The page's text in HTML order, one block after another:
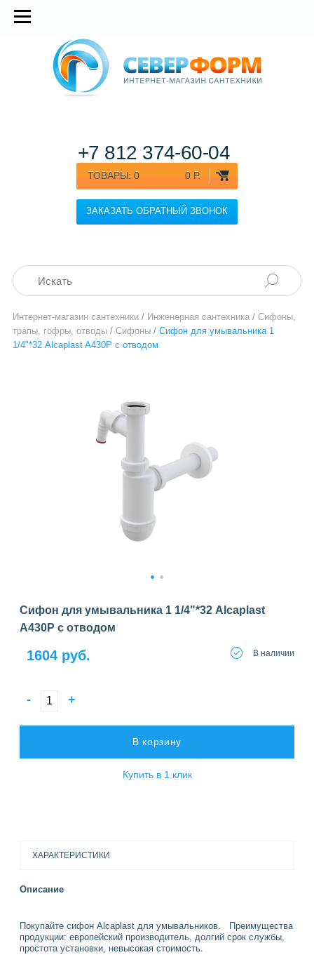
ТОВАРЫ: 0 0 Р.
ЗАКАЗАТЬ ОБРАТНЫЙ ЗВОНОК
+7 812 374-60-04
Интернет-магазин сантехники / Инженерная сантехника / Сифоны,
трапы, гофры, отводы / Сифоны / Сифон для умывальника 1
1/4"*32 Alcaplast A430P с отводом
1 2
Сифон для умывальника 1 1/4"*32 Alcaplast
A430P с отводом
1604 руб. В наличии
- +
В корзину
Купить в 1 клик
ХАРАКТЕРИСТИКИ
Описание
Покупайте сифон Alcaplast для умывальников. Преимущества
продукции: европейский производитель, долгий срок службы,
простота установки, невысокая стоимость.